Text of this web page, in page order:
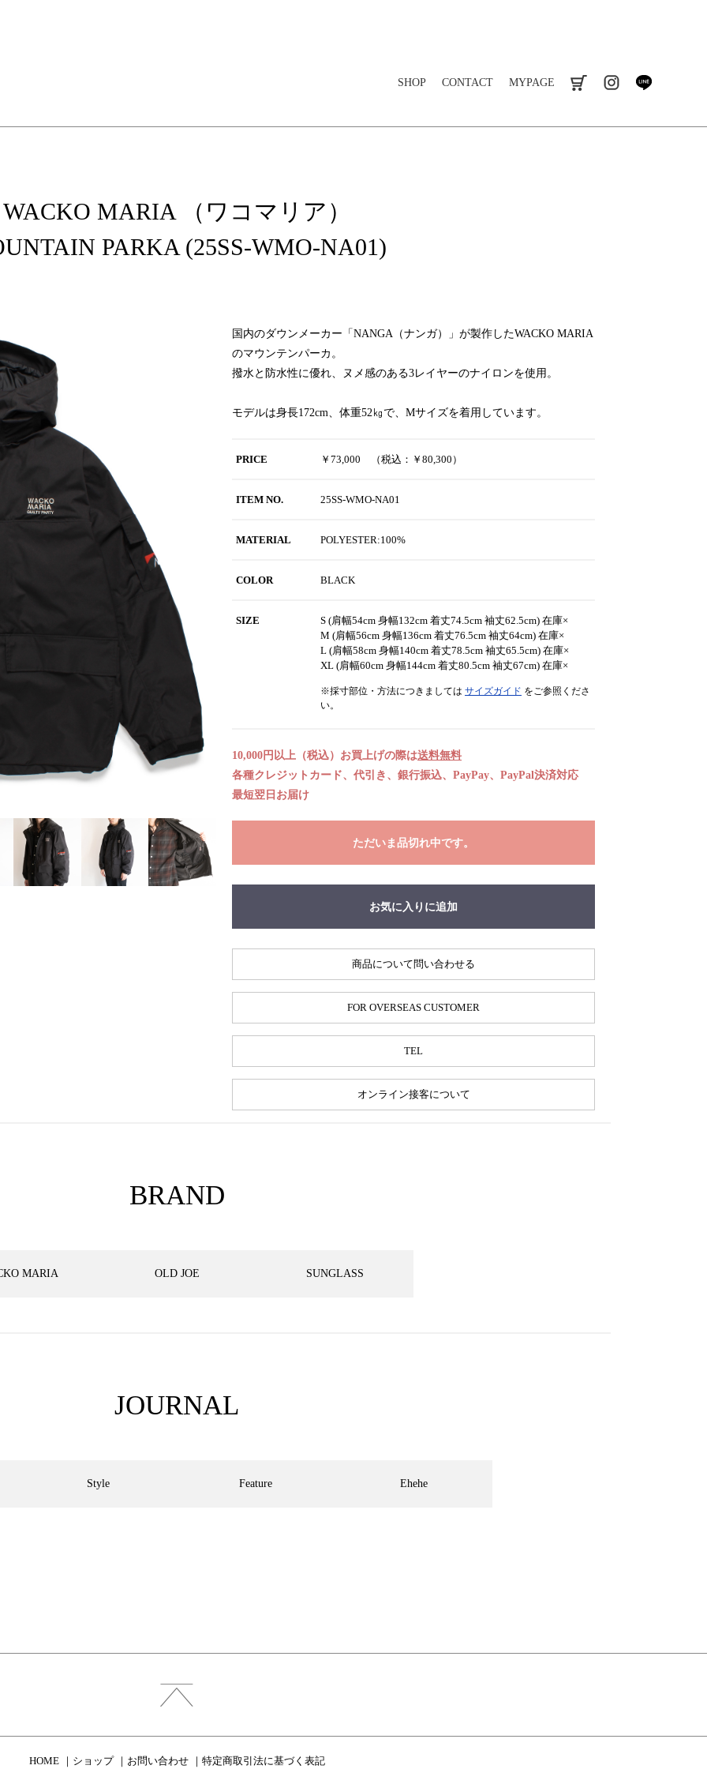
SHOP CONTACT MYPAGE instagram
WACKO MARIA （ワコマリア）
PARKA (25SS-WMO-NA01)
国内のダウンメーカー「NANGA（ナンガ）」が製作したWACKO MARIA
のマウンテンパーカ。
撥水と防水性に優れ、ヌメ感のある3レイヤーのナイロンを使用。
モデルは身長172cm、体重52㎏で、Mサイズを着用しています。
PRICE ￥73,000 （税込：￥80,300）
ITEM NO. 25SS-WMO-NA01
MATERIAL POLYESTER:100%
COLOR BLACK
SIZE
S (肩幅54cm 身幅132cm 着丈74.5cm 袖丈62.5cm) 在庫×
M (肩幅56cm 身幅136cm 着丈76.5cm 袖丈64cm) 在庫×
L (肩幅58cm 身幅140cm 着丈78.5cm 袖丈65.5cm) 在庫×
XL (肩幅60cm 身幅144cm 着丈80.5cm 袖丈67cm) 在庫×
※採寸部位・方法につきましては サイズガイド をご参照くださ
い。
10,000円以上（税込）お買上げの際は送料無料
各種クレジットカード、代引き、銀行振込、PayPay、PayPal決済対応
最短翌日お届け
ただいま品切れ中です。
お気に入りに追加
商品について問い合わせる
FOR OVERSEAS CUSTOMER
TEL
オンライン接客について
BRAND
MARIA OLD JOE SUNGLASS
JOURNAL
Style Feature Ehehe
HOME ショップ お問い合わせ 特定商取引法に基づく表記